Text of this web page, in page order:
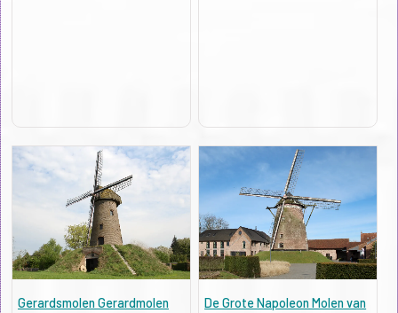
Gerardsmolen Gerardmolen
De Grote Napoleon Molen van